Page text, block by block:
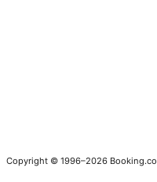
Copyright © 1996–2026